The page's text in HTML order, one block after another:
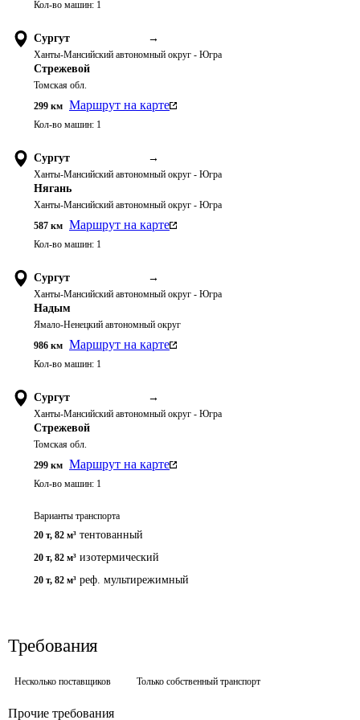
Кол-во машин: 1
Сургут →
Ханты-Мансийский автономный округ - Югра
Стрежевой
Томская обл.
299 км Маршрут на карте
Кол-во машин: 1
Сургут →
Ханты-Мансийский автономный округ - Югра
Нягань
Ханты-Мансийский автономный округ - Югра
587 км Маршрут на карте
Кол-во машин: 1
Сургут →
Ханты-Мансийский автономный округ - Югра
Надым
Ямало-Ненецкий автономный округ
986 км Маршрут на карте
Кол-во машин: 1
Сургут →
Ханты-Мансийский автономный округ - Югра
Стрежевой
Томская обл.
299 км Маршрут на карте
Кол-во машин: 1
Варианты транспорта
20 т, 82 м³ тентованный
20 т, 82 м³ изотермический
20 т, 82 м³ реф. мультирежимный
Требования
Несколько поставщиков Только собственный транспорт
Прочие требования